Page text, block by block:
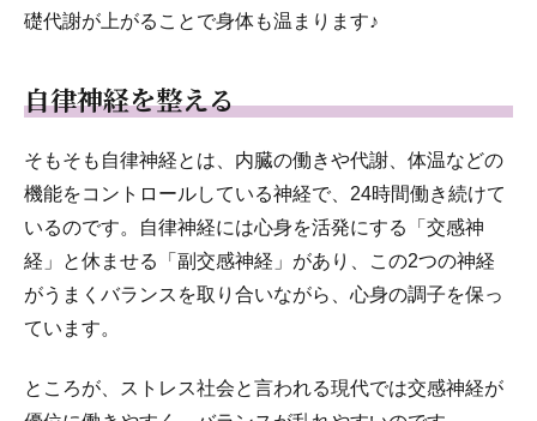
礎代謝が上がることで身体も温まります♪
自律神経を整える
そもそも自律神経とは、内臓の働きや代謝、体温などの
機能をコントロールしている神経で、24時間働き続けて
いるのです。自律神経には心身を活発にする「交感神
経」と休ませる「副交感神経」があり、この2つの神経
がうまくバランスを取り合いながら、心身の調子を保っ
ています。
ところが、ストレス社会と言われる現代では交感神経が